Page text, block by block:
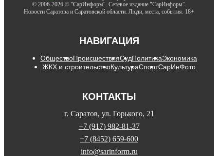
© 2006-2026 © "СарИнформ". Сетевое издание "СарИнформ".
Новости Саратова и Саратовской области. Люди, места, события. 18+
НАВИГАЦИЯ
ОбществоПроисшествияСудПолитикаЭкономика
ЖКХ и строительствоКультураСпортСарИнФото
КОНТАКТЫ
г. Саратов, ул. Горького, 21
+7 (917) 982-81-37
+7 (8452) 659-600
info@sarinform.ru